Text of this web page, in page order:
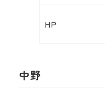
HP
中野